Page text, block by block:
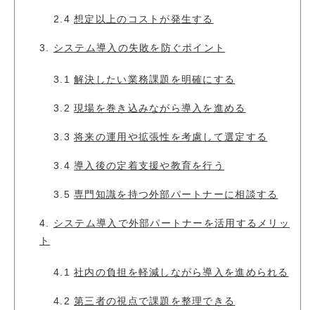
2.4 想定以上のコストが発生する
3. システム導入の失敗を防ぐポイント
3.1 解決したい業務課題を明確にする
3.2 現場を巻き込みながら導入を進める
3.3 将来の運用や拡張性を考慮して選定する
3.4 導入後の定着支援や教育を行う
3.5 専門知識を持つ外部パートナーに相談する
4. システム導入で外部パートナーを活用するメリッ
ト
4.1 社内の負担を軽減しながら導入を進められる
4.2 第三者の視点で課題を整理できる